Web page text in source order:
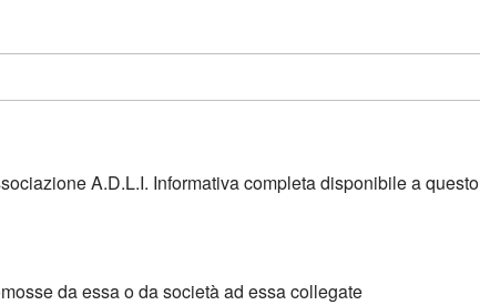
A.D.L.I. Informativa completa disponibile a questo
da essa o da società ad essa collegate